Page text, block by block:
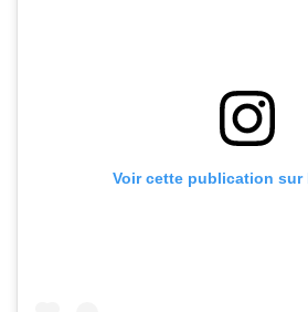
Voir cette publication sur